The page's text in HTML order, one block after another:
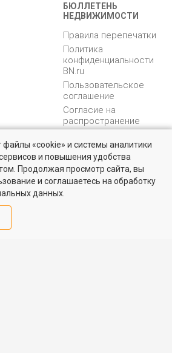
рынке
в Санкт-Петербурге и области от
недвижимости
БЮЛЛЕТЕНЬ
НЕДВИЖИМОСТИ
Правила перепечатки
Политика
конфиденциальности
BN.ru
Пользовательское
соглашение
Согласие на
распространение
персональных данных
Карта сайта
Медийная реклама
PR продвижение
файлы «cookie» и системы аналитики
и повышения удобства
Продолжая просмотр сайта, вы
и соглашаетесь на обработку
данных.